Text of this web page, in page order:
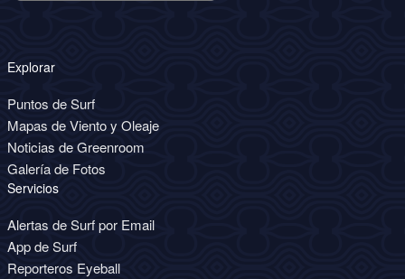
Explorar
Puntos de Surf
Mapas de Viento y Oleaje
Noticias de Greenroom
Galería de Fotos
Servicios
Alertas de Surf por Email
App de Surf
Reporteros Eyeball